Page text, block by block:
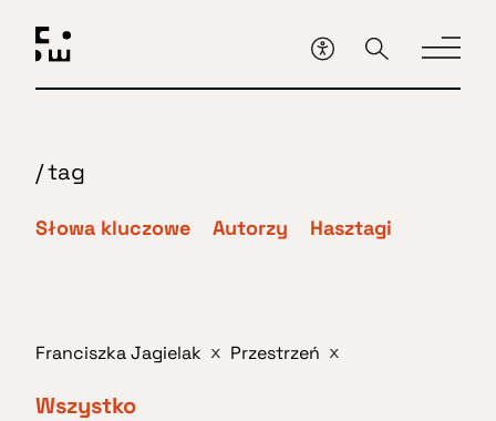
głównej
treści
/tag
Słowa kluczowe Autorzy Hasztagi
Franciszka Jagielak x Przestrzeń x
Wszystko